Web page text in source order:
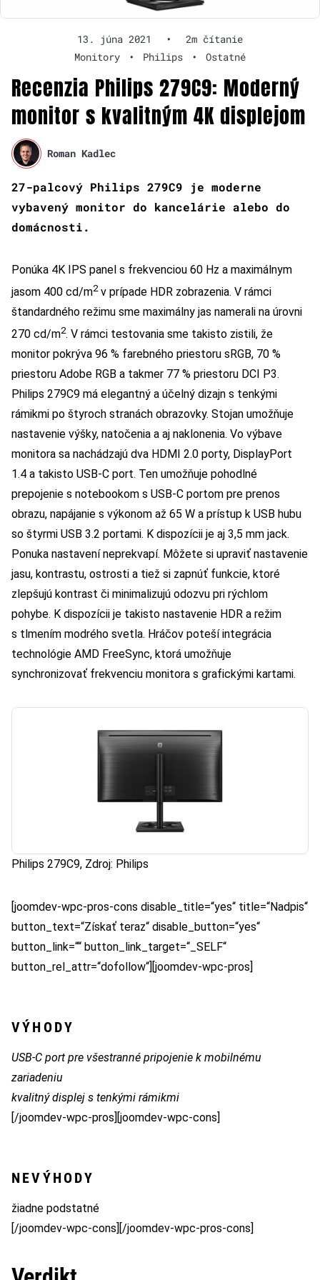
13. júna 2021 •
2m čítanie
Monitory
• Philips • Ostatné
Recenzia Philips 279C9: Moderný
monitor s kvalitným 4K displejom
Roman Kadlec
27-palcový Philips 279C9 je moderne
vybavený monitor do kancelárie alebo do
domácnosti.
Ponúka 4K IPS panel s frekvenciou 60 Hz a maximálnym
jasom 400 cd/m2v prípade HDR zobrazenia. V rámci
štandardného režimu sme maximálny jas namerali na úrovni
270 cd/m2. V rámci testovania sme takisto zistili, že
monitor pokrýva 96 % farebného priestoru sRGB, 70 %
priestoru Adobe RGB a takmer 77 % priestoru DCI P3.
Philips 279C9 má elegantný a účelný dizajn s tenkými
rámikmi po štyroch stranách obrazovky. Stojan umožňuje
nastavenie výšky, natočenia a aj naklonenia. Vo výbave
monitora sa nachádzajú dva HDMI 2.0 porty, DisplayPort
1.4 a takisto USB-C port. Ten umožňuje pohodlné
prepojenie s notebookom s USB-C portom pre prenos
obrazu, napájanie s výkonom až 65 W a prístup k USB hubu
so štyrmi USB 3.2 portami. K dispozícii je aj 3,5 mm jack.
Ponuka nastavení neprekvapí. Môžete si upraviť nastavenie
jasu, kontrastu, ostrosti a tiež si zapnúť funkcie, ktoré
zlepšujú kontrast či minimalizujú odozvu pri rýchlom
pohybe. K dispozícii je takisto nastavenie HDR a režim
s tlmením modrého svetla. Hráčov poteší integrácia
technológie AMD FreeSync, ktorá umožňuje
synchronizovať frekvenciu monitora s grafickými kartami.
Philips 279C9, Zdroj: Philips
[joomdev-wpc-pros-cons disable_title=“yes“ title=“Nadpis“
button_text=“Získať teraz“ disable_button=“yes“
button_link=““ button_link_target=“_SELF“
button_rel_attr=“dofollow“][joomdev-wpc-pros]
VÝHODY
USB-C port pre všestranné pripojenie k mobilnému
zariadeniu
kvalitný displej s tenkými rámikmi
[/joomdev-wpc-pros][joomdev-wpc-cons]
NEVÝHODY
žiadne podstatné
[/joomdev-wpc-cons][/joomdev-wpc-pros-cons]